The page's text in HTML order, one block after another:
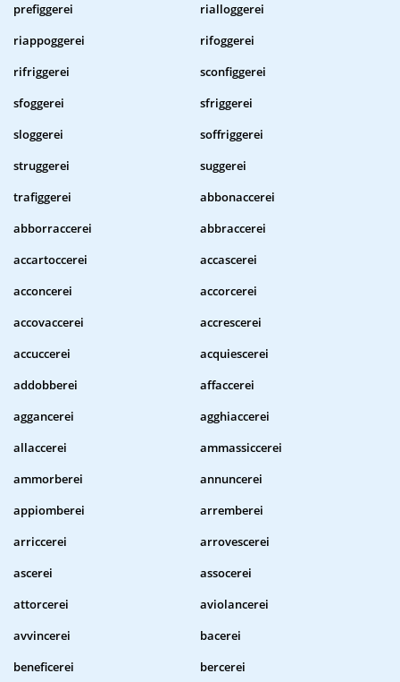
prefiggerei
rialloggerei
riappoggerei
rifoggerei
rifriggerei
sconfiggerei
sfoggerei
sfriggerei
sloggerei
soffriggerei
struggerei
suggerei
trafiggerei
abbonaccerei
abborraccerei
abbraccerei
accartoccerei
accascerei
acconcerei
accorcerei
accovaccerei
accrescerei
accuccerei
acquiescerei
addobberei
affaccerei
aggancerei
agghiaccerei
allaccerei
ammassiccerei
ammorberei
annuncerei
appiomberei
arremberei
arriccerei
arrovescerei
ascerei
assocerei
attorcerei
aviolancerei
avvincerei
bacerei
beneficerei
bercerei